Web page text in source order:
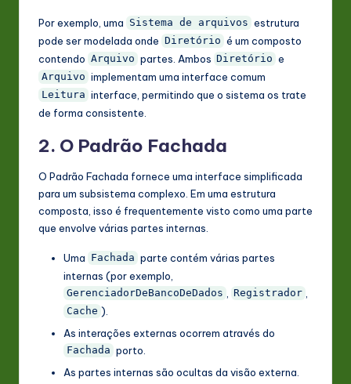
Por exemplo, uma Sistema de arquivos estrutura
pode ser modelada onde Diretório é um composto
contendo Arquivo partes. Ambos Diretório e
Arquivo implementam uma interface comum
Leitura interface, permitindo que o sistema os trate
de forma consistente.
2. O Padrão Fachada
O Padrão Fachada fornece uma interface simplificada
para um subsistema complexo. Em uma estrutura
composta, isso é frequentemente visto como uma parte
que envolve várias partes internas.
Uma Fachada parte contém várias partes
internas (por exemplo,
GerenciadorDeBancoDeDados Registrador
Cache ).
As interações externas ocorrem através do
Fachada porto.
As partes internas são ocultas da visão externa.